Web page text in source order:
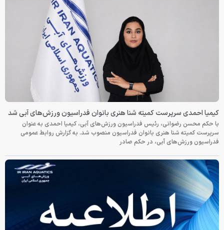
کیمیا احمدی سرپرست کمیته شنا هنری بانوان فدراسیون ورزش‌های آبی شد
با حکم محسن رضوانی، رئیس فدراسیون ورزش‌های آبی، کیمیا احمدی به عنوان
سرپرست کمیته شنا هنری بانوان فدراسیون منصوب شد. به گزارش روابط عمومی
فدراسیون ورزش‌های آبی، در حکم صادر